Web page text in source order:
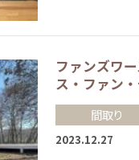
ファンズワ
ス・ファン
間取り
2023.12.27